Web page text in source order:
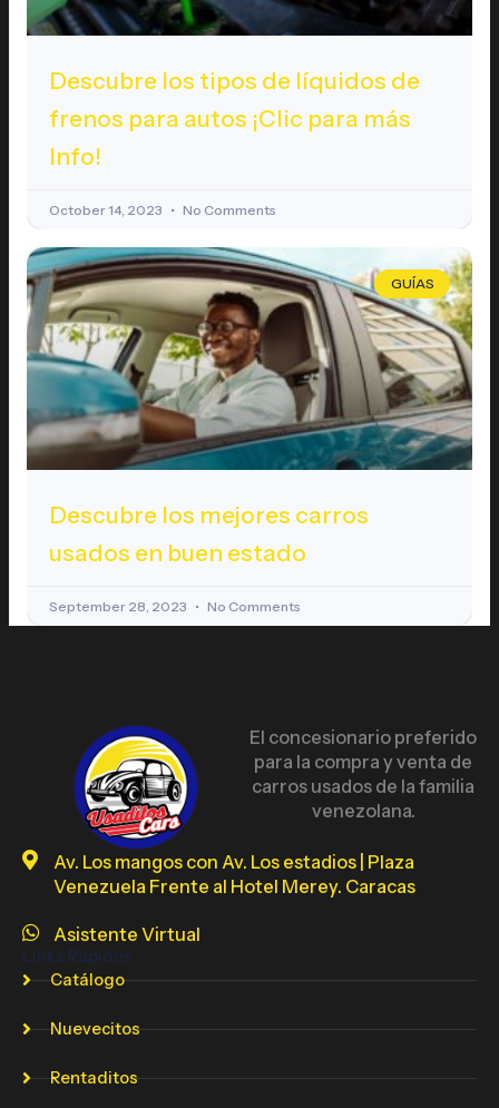
Descubre los tipos de líquidos de
frenos para autos ¡Clic para más
Info!
October 14, 2023 No Comments
GUÍAS
Descubre los mejores carros
usados en buen estado
September 28, 2023 No Comments
El concesionario preferido
para la compra y venta de
carros usados de la familia
venezolana.
Av. Los mangos con Av. Los estadios | Plaza
Venezuela Frente al Hotel Merey. Caracas
Asistente Virtual
Links Rápidos
Catálogo
Nuevecitos
Rentaditos